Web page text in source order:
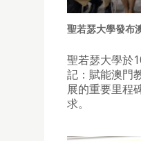
聖若瑟大學發布
聖若瑟大學於
記：賦能澳門
展的重要里程
求。